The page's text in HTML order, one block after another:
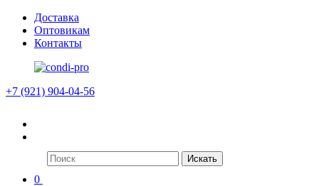
Доставка
Оптовикам
Контакты
+7 (921) 904-04-56
Искать
0